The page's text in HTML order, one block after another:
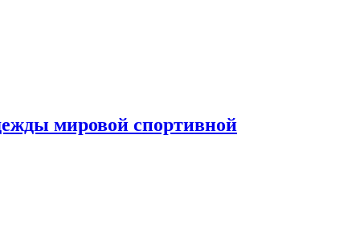
мировой спортивной